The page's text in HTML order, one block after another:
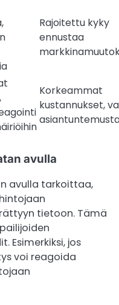
Rajoitettu kyky
ennustaa
Korkeammat
kustannukset,
avulla
avulla tarkoittaa,
tietoon. Tämä
Esimerkiksi, jos
voi reagoida